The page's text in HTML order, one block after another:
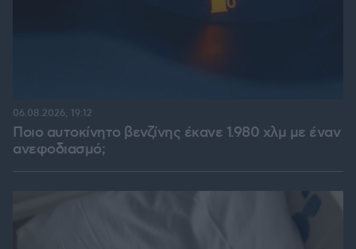
Ποιο αυτοκίνητο βενζίνης έκανε 1.980 χλμ με έναν
ανεφοδιασμό;
06.08.2026, 19:12